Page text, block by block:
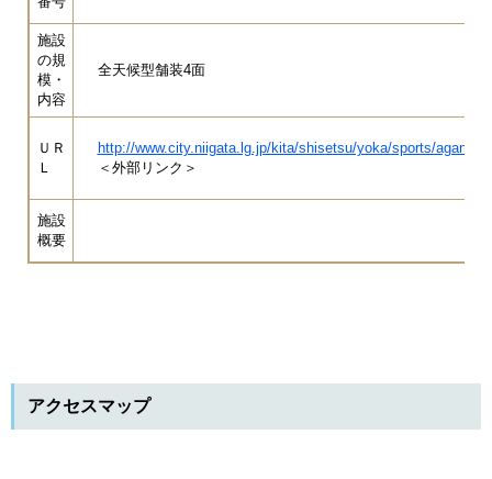
施設
の規
模・
内容
全天候型舗装4面
ＵＲ
Ｌ
http://www.city.niigata.lg.jp/kita/shisetsu/yoka/sports/
＜外部リンク＞
施設
概要
アクセスマップ